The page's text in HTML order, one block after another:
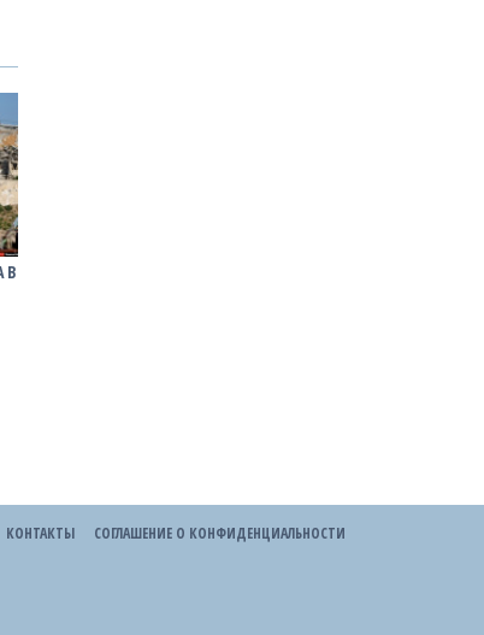
В
КОНТАКТЫ СОГЛАШЕНИЕ О КОНФИДЕНЦИАЛЬНОСТИ